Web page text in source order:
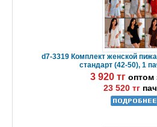
d7-3319 Комплект женской
стандарт (42-50), 1
3 920 тг оптом
23 520 тг